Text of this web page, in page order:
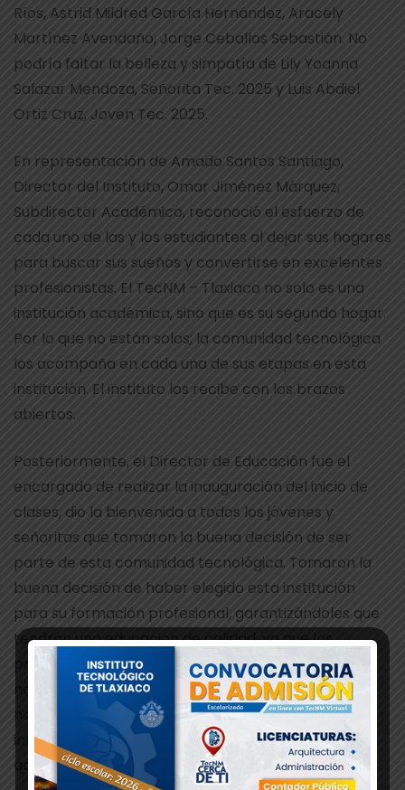
Ríos, Astrid Mildred García Hernández, Aracely
Martínez Avendaño, Jorge Ceballos Sebastián. No
podría faltar la belleza y simpatía de Lily Yoanna
Salazar Mendoza, Señorita Tec. 2025 y Luis Abdiel
Ortiz Cruz, Joven Tec. 2025.
En representación de Amado Santos Santiago,
Director del Instituto, Omar Jiménez Márquez,
Subdirector Académico, reconoció el esfuerzo de
cada uno de las y los estudiantes al dejar sus hogares
para buscar sus sueños y convertirse en excelentes
profesionistas. El TecNM – Tlaxiaco no solo es una
institución académica, sino que es su segundo hogar.
Por lo que no están solos; la comunidad tecnológica
los acompaña en cada una de sus etapas en esta
institución. El instituto los recibe con los brazos
abiertos.
Posteriormente, el Director de Educación fue el
encargado de realizar la inauguración del inicio de
clases, dio la bienvenida a todos los jóvenes y
señoritas que tomaron la buena decisión de ser
parte de esta comunidad tecnológica. Tomaron la
buena decisión de haber elegido esta institución
para su formación profesional, garantizándoles que
tendrán una educación de calidad, ya que los
practicantes y egresados han puesto en alto el
nombre de Tlaxiaco en grandes proyectos de nivel
nacional como lo es el Tren Maya. Al finalizar su
intervención, se realizó la inauguración oficial de las
actividades académicas.